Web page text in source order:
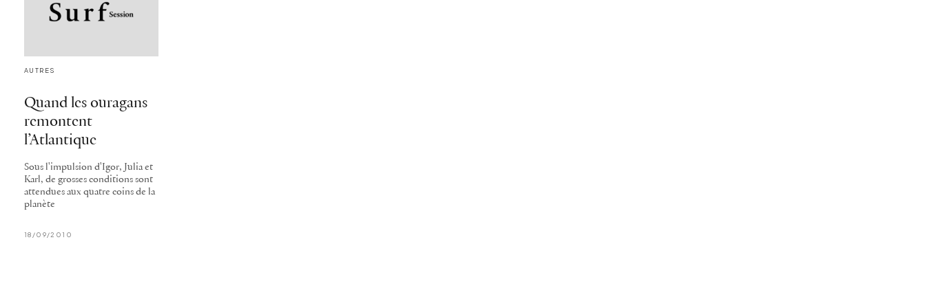
AUTRES
Quand les ouragans
remontent
l’Atlantique
Sous l'impulsion d'Igor, Julia et
Karl, de grosses conditions sont
attendues aux quatre coins de la
planète
18/09/2010